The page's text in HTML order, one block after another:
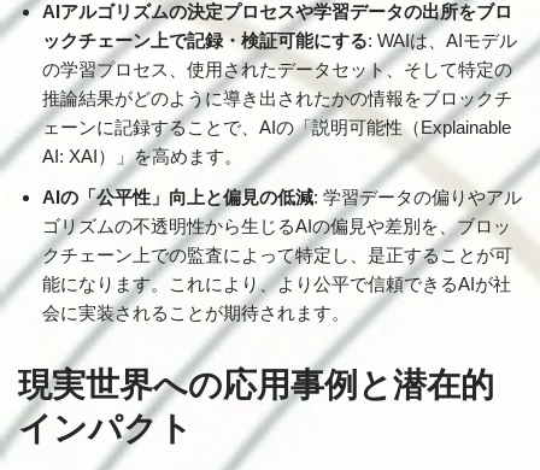
AIアルゴリズムの決定プロセスや学習データの出所をブロ
ックチェーン上で記録・検証可能にする: WAIは、AIモデル
の学習プロセス、使用されたデータセット、そして特定の
推論結果がどのように導き出されたかの情報をブロックチ
ェーンに記録することで、AIの「説明可能性（Explainable
AI: XAI）」を高めます。
AIの「公平性」向上と偏見の低減: 学習データの偏りやアル
ゴリズムの不透明性から生じるAIの偏見や差別を、ブロッ
クチェーン上での監査によって特定し、是正することが可
能になります。これにより、より公平で信頼できるAIが社
会に実装されることが期待されます。
現実世界への応用事例と潜在的
インパクト